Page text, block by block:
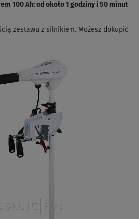
100 Ah: od około 1 godziny i 50 minut
zestawu z silnikiem. Możesz dokupić